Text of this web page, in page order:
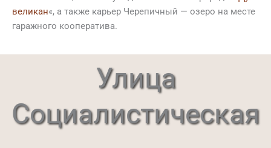
великан«, а также карьер Черепичный — озеро на месте
гаражного кооператива.
Улица
Социалистическая